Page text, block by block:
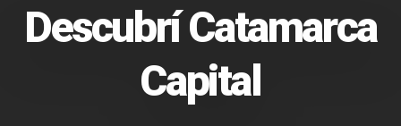
Descubrí Catamarca
Capital